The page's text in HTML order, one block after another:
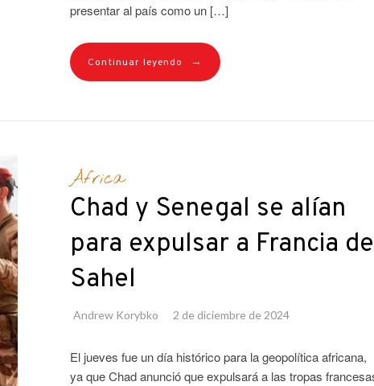
presentar al país como un […]
Continuar leyendo →
África
Chad y Senegal se alían
para expulsar a Francia
Sahel
Andrew Korybko 2 de diciembre de 2024
El jueves fue un día histórico para la geopolítica africana,
ya que Chad anunció que expulsará a las tropas